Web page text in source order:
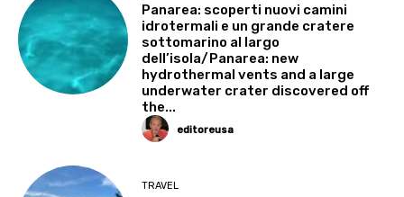
Panarea: scoperti nuovi camini
idrotermali e un grande cratere
sottomarino al largo
dell’isola/Panarea: new
hydrothermal vents and a large
underwater crater discovered off
the...
editoreusa
TRAVEL